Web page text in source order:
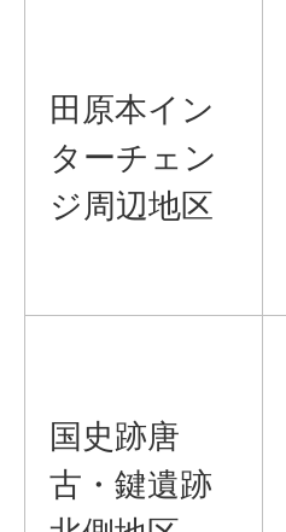
田原本イン
ターチェン
ジ周辺地区
国史跡唐
古・鍵遺跡